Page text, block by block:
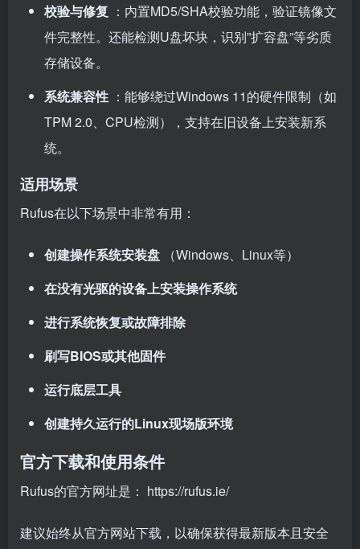
校验与修复 ：内置MD5/SHA校验功能，验证镜像文
件完整性。还能检测U盘坏块，识别”扩容盘”等劣质
存储设备。
系统兼容性 ：能够绕过Windows 11的硬件限制（如
TPM 2.0、CPU检测），支持在旧设备上安装新系
统。
适用场景
Rufus在以下场景中非常有用：
创建操作系统安装盘
（Windows、Linux等）
在没有光驱的设备上安装操作系统
进行系统恢复或故障排除
刷写BIOS或其他固件
运行底层工具
创建持久运行的Linux现场版环境
官方下载和使用条件
Rufus的官方网址是： https://rufus.ie/
建议始终从官方网站下载，以确保获得最新版本且安全